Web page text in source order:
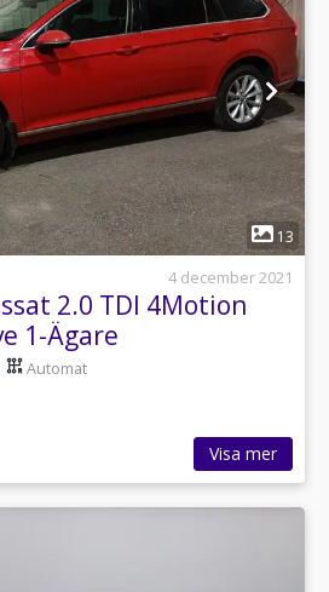
1
13
4 december 2021
2.0 TDI 4Motion
1-Ägare
Automat
Visa mer